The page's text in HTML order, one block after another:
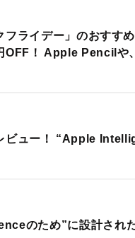
ライデー」のおすす
！ Apple Pencilや
ビュー！ “Apple
のため”に設計され